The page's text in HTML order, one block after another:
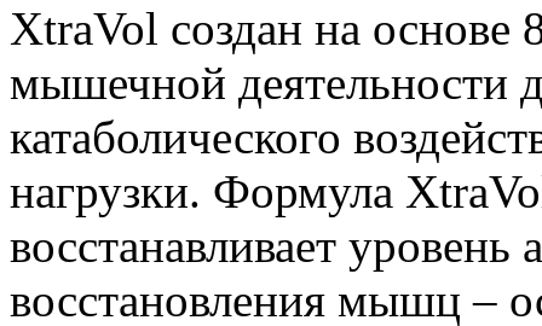
XtraVol создан на основе
мышечной деятельности
катаболического
нагрузки. Формула
восстанавливает
восстановления мышц –